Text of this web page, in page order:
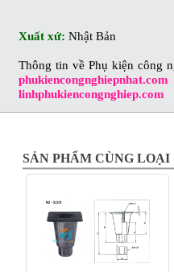
Xuất xứ: Nhật Bản
Thông tin về Phụ kiện công
phukiencongnghiepnhat.com
linhphukiencongnghiep.com
SẢN PHẨM CÙNG LOẠI